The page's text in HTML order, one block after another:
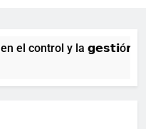
el control y la 𝗴𝗲𝘀𝘁𝗶ó𝗻